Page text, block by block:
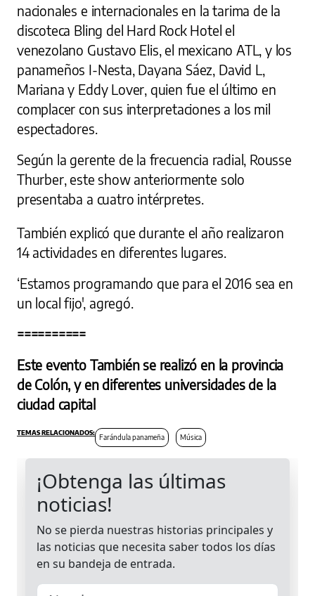
nacionales e internacionales en la tarima de la
discoteca Bling del Hard Rock Hotel el
venezolano Gustavo Elis, el mexicano ATL, y los
panameños I-Nesta, Dayana Sáez, David L,
Mariana y Eddy Lover, quien fue el último en
complacer con sus interpretaciones a los mil
espectadores.
Según la gerente de la frecuencia radial, Rousse
Thurber, este show anteriormente solo
presentaba a cuatro intérpretes.
También explicó que durante el año realizaron
14 actividades en diferentes lugares.
‘Estamos programando que para el 2016 sea en
un local fijo', agregó.
==========
Este evento También se realizó en la provincia
de Colón, y en diferentes universidades de la
ciudad capital
Farándula panameña Música